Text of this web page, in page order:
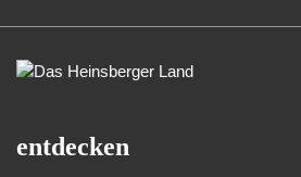
entdecken